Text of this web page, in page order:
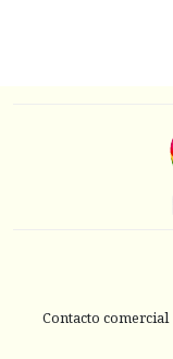
Contacto comercial